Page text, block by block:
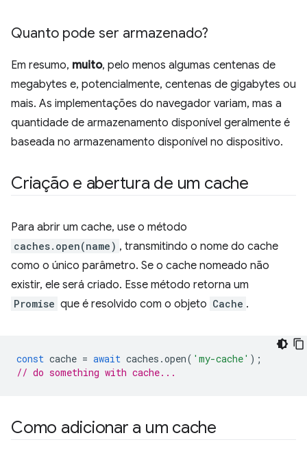
Quanto pode ser armazenado?
Em resumo, muito, pelo menos algumas centenas de
megabytes e, potencialmente, centenas de gigabytes ou
mais. As implementações do navegador variam, mas a
quantidade de armazenamento disponível geralmente é
baseada no armazenamento disponível no dispositivo.
Criação e abertura de um cache
Para abrir um cache, use o método
caches.open(name) , transmitindo o nome do cache
como o único parâmetro. Se o cache nomeado não
existir, ele será criado. Esse método retorna um
Promise que é resolvido com o objeto Cache .
const cache = await caches .open( 'my-cache' );
// do something with cache...
Como adicionar a um cache